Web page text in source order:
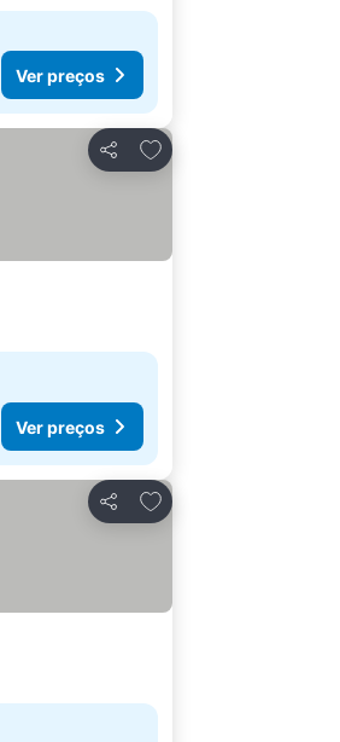
Ver preços
Partilhar
Adicionar aos favoritos
Ver preços
Partilhar
Adicionar aos favoritos